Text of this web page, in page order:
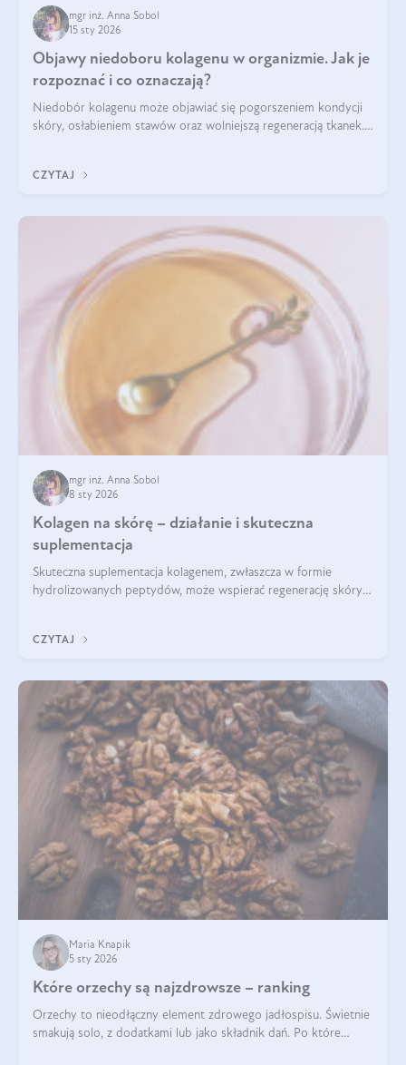
mgr inż. Anna Sobol
15 sty 2026
Objawy niedoboru kolagenu w organizmie. Jak je
rozpoznać i co oznaczają?
Niedobór kolagenu może objawiać się pogorszeniem kondycji
skóry, osłabieniem stawów oraz wolniejszą regeneracją tkanek.
osłabienie włosów.
CZYTAJ
mgr inż. Anna Sobol
8 sty 2026
Kolagen na skórę – działanie i skuteczna
suplementacja
Skuteczna suplementacja kolagenem, zwłaszcza w formie
hydrolizowanych peptydów, może wspierać regenerację skóry i
CZYTAJ
Maria Knapik
5 sty 2026
Które orzechy są najzdrowsze – ranking
Orzechy to nieodłączny element zdrowego jadłospisu. Świetnie
smakują solo, z dodatkami lub jako składnik dań. Po które